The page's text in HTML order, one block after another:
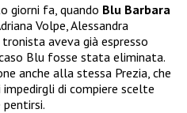
giorni fa, quando Blu Barbara
Volpe, Alessandra
tronista aveva già espresso
Blu fosse stata eliminata.
anche alla stessa Prezia, che
di compiere scelte